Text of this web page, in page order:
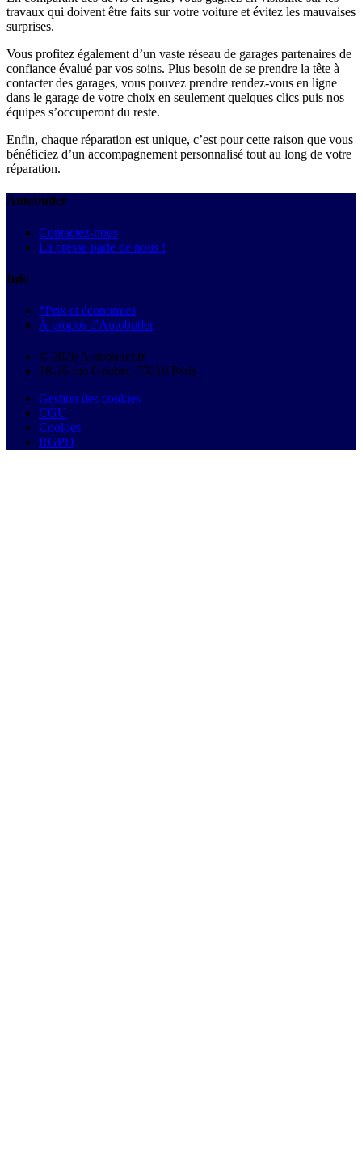
travaux qui doivent être faits sur votre voiture et évitez les mauvaises
surprises.
Vous profitez également d’un vaste réseau de garages partenaires de
confiance évalué par vos soins. Plus besoin de se prendre la tête à
contacter des garages, vous pouvez prendre rendez-vous en ligne
dans le garage de votre choix en seulement quelques clics puis nos
équipes s’occuperont du reste.
Enfin, chaque réparation est unique, c’est pour cette raison que vous
bénéficiez d’un accompagnement personnalisé tout au long de votre
réparation.
Autobutler
Contactez-nous
La presse parle de nous !
Info
*Prix et économies
À propos d'Autobutler
© 2026 Autobutler.fr
18-26 rue Goubet, 75019 Paris
Gestion des cookies
CGU
Cookies
RGPD